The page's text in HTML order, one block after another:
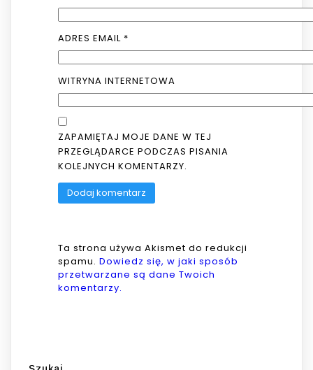
ADRES EMAIL *
WITRYNA INTERNETOWA
ZAPAMIĘTAJ MOJE DANE W TEJ
PRZEGLĄDARCE PODCZAS PISANIA
KOLEJNYCH KOMENTARZY.
Ta strona używa Akismet do redukcji
spamu. Dowiedz się, w jaki sposób
przetwarzane są dane Twoich
komentarzy.